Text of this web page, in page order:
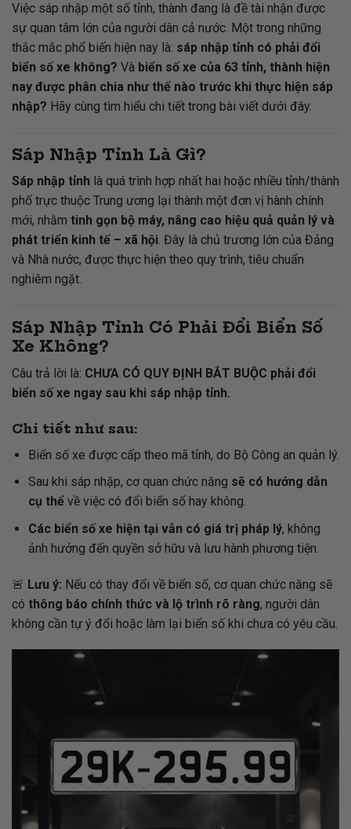
Việc sáp nhập một số tỉnh, thành đang là đề tài nhận được
sự quan tâm lớn của người dân cả nước. Một trong những
thắc mắc phổ biến hiện nay là: sáp nhập tỉnh có phải đổi
biển số xe không? Và biển số xe của 63 tỉnh, thành hiện
nay được phân chia như thế nào trước khi thực hiện sáp
nhập? Hãy cùng tìm hiểu chi tiết trong bài viết dưới đây.
Sáp Nhập Tỉnh Là Gì?
Sáp nhập tỉnh là quá trình hợp nhất hai hoặc nhiều tỉnh/thành
phố trực thuộc Trung ương lại thành một đơn vị hành chính
mới, nhằm tinh gọn bộ máy, nâng cao hiệu quả quản lý và
phát triển kinh tế – xã hội. Đây là chủ trương lớn của Đảng
và Nhà nước, được thực hiện theo quy trình, tiêu chuẩn
nghiêm ngặt.
Sáp Nhập Tỉnh Có Phải Đổi Biển Số
Xe Không?
Câu trả lời là: CHƯA CÓ QUY ĐỊNH BẮT BUỘC phải đổi
biển số xe ngay sau khi sáp nhập tỉnh.
Chi tiết như sau:
Biển số xe được cấp theo mã tỉnh, do Bộ Công an quản lý.
Sau khi sáp nhập, cơ quan chức năng sẽ có hướng dẫn
cụ thểvề việc có đổi biển số hay không.
Các biển số xe hiện tại vẫn có giá trị pháp lý, không
ảnh hưởng đến quyền sở hữu và lưu hành phương tiện.
🚨 Lưu ý: Nếu có thay đổi về biển số, cơ quan chức năng sẽ
có thông báo chính thức và lộ trình rõ ràng, người dân
không cần tự ý đổi hoặc làm lại biển số khi chưa có yêu cầu.